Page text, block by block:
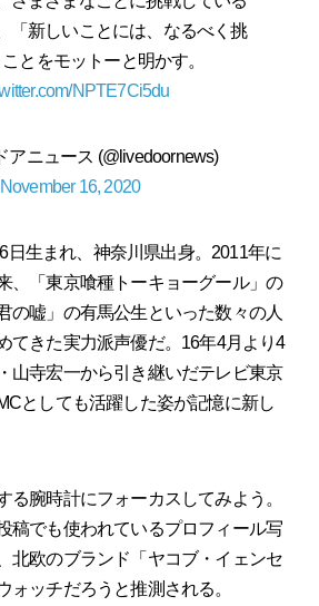
「新しいことには、なるべく挑
とをモットーと明かす。
NPTE7Ci5du
ニュース (@livedoornews)
November 16, 2020
生まれ、神奈川県出身。2011年に
、「東京喰種トーキョーグール」の
の嘘」の有馬公生といった数々の人
てきた実力派声優だ。16年4月より4
山寺宏一から引き継いだテレビ東京
としても活躍した姿が記憶に新し
腕時計にフォーカスしてみよう。
稿でも使われているプロフィール写
北欧のブランド「ヤコブ・イェンセ
ォッチだろうと推測される。